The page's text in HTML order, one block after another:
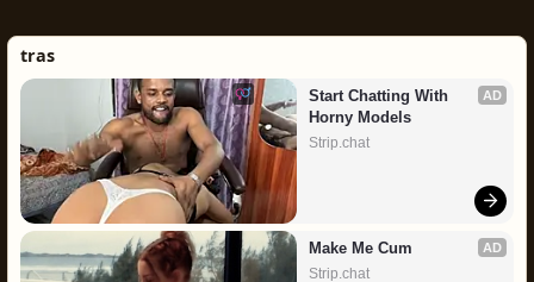
tras
AD
Start Chatting With
Horny Models
Strip.chat
AD
Make Me Cum
Strip.chat